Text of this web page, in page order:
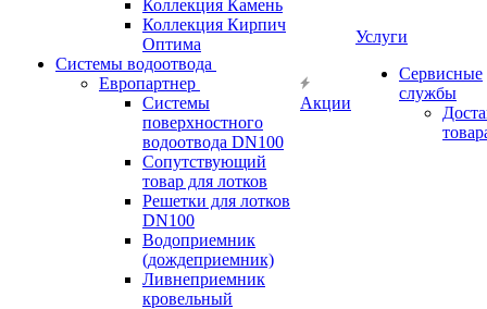
Кол​лекция Камень
Коллекция Кирпич
Оптима
Системы водоотвода
Европартнер
Системы
поверхностного
водоотвода DN100
Сопутствующий
товар для лотков
Решетки для лотков
DN100
Водоприемник
(дождеприемник)
Ливнеприемник
кровельный
Акции
Услуги
Сервисные
службы